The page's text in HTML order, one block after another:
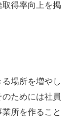
得率向上を掲
場所を増やし
ためには社員
所を作ること